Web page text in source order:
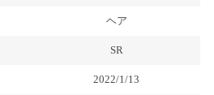
ヘア
SR
2022/1/13